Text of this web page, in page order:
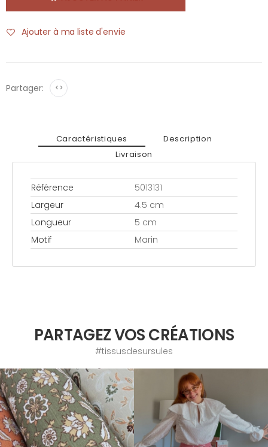
Ajouter à ma liste d'envie
Partager: <>
Caractéristiques
Description
Livraison
Référence
5013131
Largeur
4.5 cm
Longueur
5 cm
Motif
Marin
PARTAGEZ VOS CRÉATIONS
#tissusdesursules